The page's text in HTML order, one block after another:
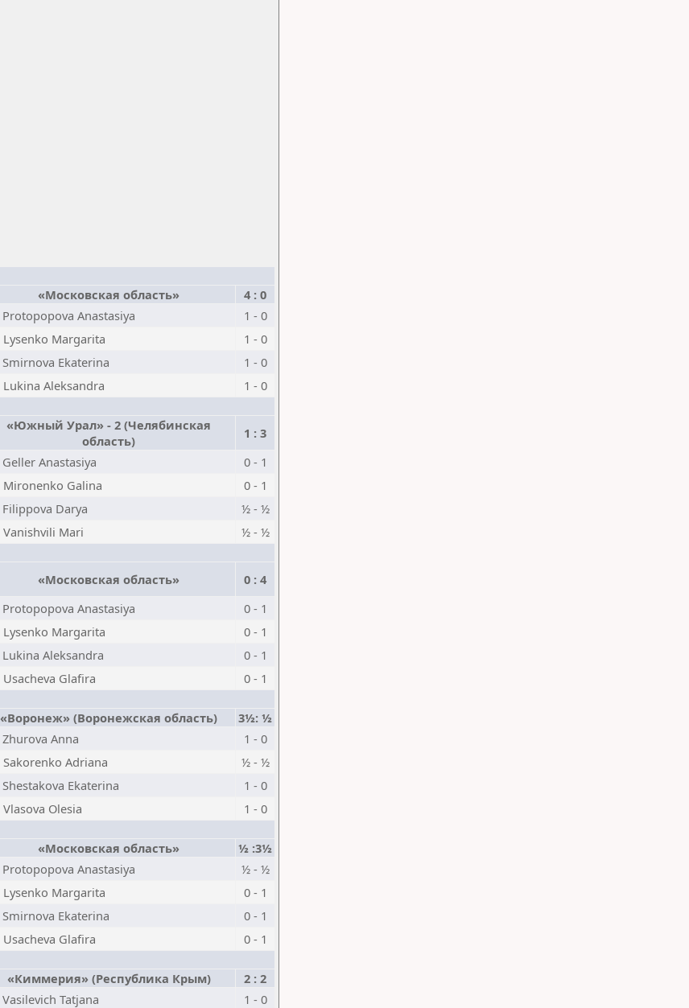
«Московская область»
4 : 0
Protopopova Anastasiya
1 - 0
Lysenko Margarita
1 - 0
Smirnova Ekaterina
1 - 0
Lukina Aleksandra
1 - 0
«Южный Урал» - 2 (Челябинская
область)
1 : 3
Geller Anastasiya
0 - 1
Mironenko Galina
0 - 1
Filippova Darya
½ - ½
Vanishvili Mari
½ - ½
«Московская область»
0 : 4
Protopopova Anastasiya
0 - 1
Lysenko Margarita
0 - 1
Lukina Aleksandra
0 - 1
Usacheva Glafira
0 - 1
«Воронеж» (Воронежская область)
3½: ½
Zhurova Anna
1 - 0
Sakorenko Adriana
½ - ½
Shestakova Ekaterina
1 - 0
Vlasova Olesia
1 - 0
«Московская область»
½ :3½
Protopopova Anastasiya
½ - ½
Lysenko Margarita
0 - 1
Smirnova Ekaterina
0 - 1
Usacheva Glafira
0 - 1
«Киммерия» (Республика Крым)
2 : 2
Vasilevich Tatjana
1 - 0